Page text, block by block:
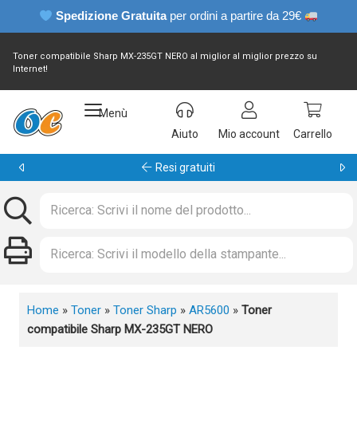
Spedizione Gratuita per ordini a partire da 29€
Toner compatibile Sharp MX-235GT NERO al miglior al miglior prezzo su
Internet!
Menù
Aiuto
Mio account Carrello
Resi gratuiti
Home » Toner » Toner Sharp » AR5600 » Toner
compatibile Sharp MX-235GT NERO